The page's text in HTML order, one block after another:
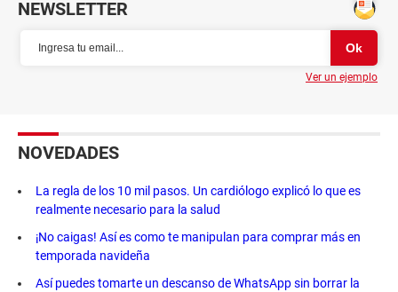
NEWSLETTER
Ver un ejemplo
NOVEDADES
La regla de los 10 mil pasos. Un cardiólogo explicó lo que es
realmente necesario para la salud
¡No caigas! Así es como te manipulan para comprar más en
temporada navideña
Así puedes tomarte un descanso de WhatsApp sin borrar la